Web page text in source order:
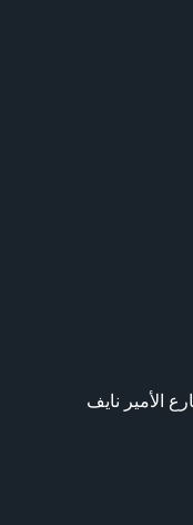
الأمير نايف